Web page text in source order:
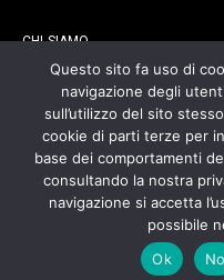
CHI SIAMO
CONTATTI
COOKIES POLICY
PRIVACY POLICY
Questo sito fa uso di
navigazione degli
sull’utilizzo del sito
cookie di parti terze per
base dei comportamenti
consultando la nostra
navigazione si accetta
possibile
Ok
No